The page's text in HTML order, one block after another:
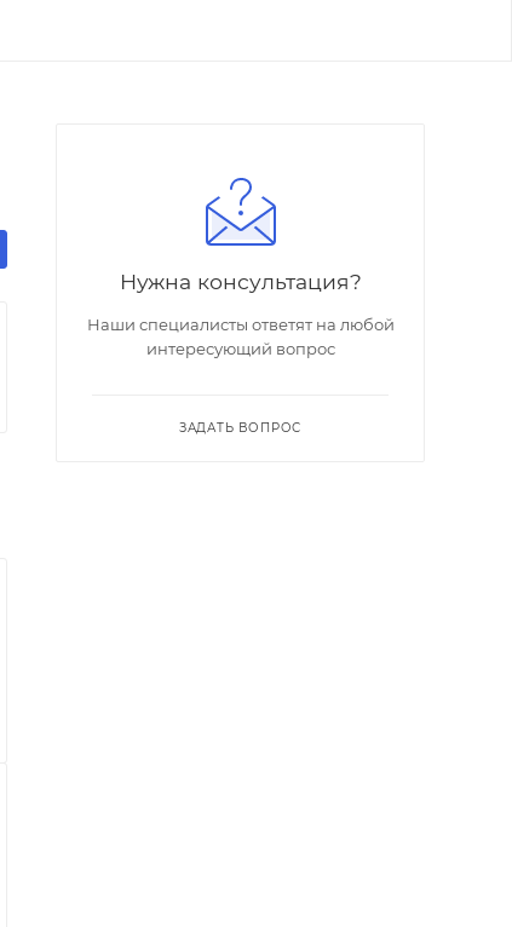
Нужна консультация?
Наши специалисты ответят на любой
интересующий вопрос
ЗАДАТЬ ВОПРОС